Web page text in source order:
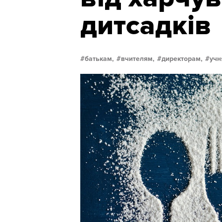
дитсадків
батькам, вчителям, директорам,